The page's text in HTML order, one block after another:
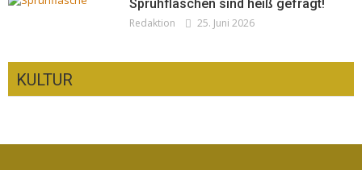
Sprühflaschen sind heiß gefragt!
Redaktion 25. Juni 2026
KULTUR